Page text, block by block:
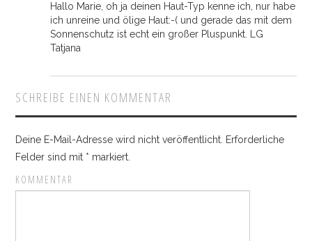
Hallo Marie, oh ja deinen Haut-Typ kenne ich, nur habe
ich unreine und ölige Haut:-( und gerade das mit dem
Sonnenschutz ist echt ein großer Pluspunkt. LG
Tatjana
SCHREIBE EINEN KOMMENTAR
Deine E-Mail-Adresse wird nicht veröffentlicht. Erforderliche
Felder sind mit * markiert.
KOMMENTAR